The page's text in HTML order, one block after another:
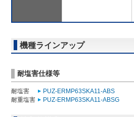
機種ラインアップ
耐塩害仕様等
耐塩害
PUZ-ERMP63SKA11-ABS
耐重塩害
PUZ-ERMP63SKA11-ABSG